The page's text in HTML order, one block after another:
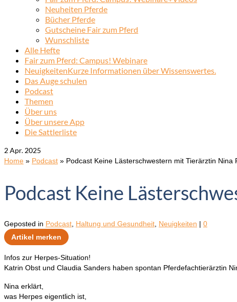
Neuheiten Pferde
Bücher Pferde
Gutscheine Fair zum Pferd
Wunschliste
Alle Hefte
Fair zum Pferd: Campus! Webinare
NeuigkeitenKurze Informationen über Wissenswertes.
Das Auge schulen
Podcast
Themen
Über uns
Über unsere App
Die Sattlerliste
2Apr. 2025
Home » Podcast » Podcast Keine Lästerschwestern mit Tierärztin Nina
Podcast Keine
Geposted in Podcast Haltung und Gesundheit Neuigkeiten | 0
Artikel merken
Infos zur Herpes-Situation!
Katrin Obst und Claudia Sanders haben spontan Pferdefachtierärztin
Nina erklärt,
was Herpes eigentlich ist,